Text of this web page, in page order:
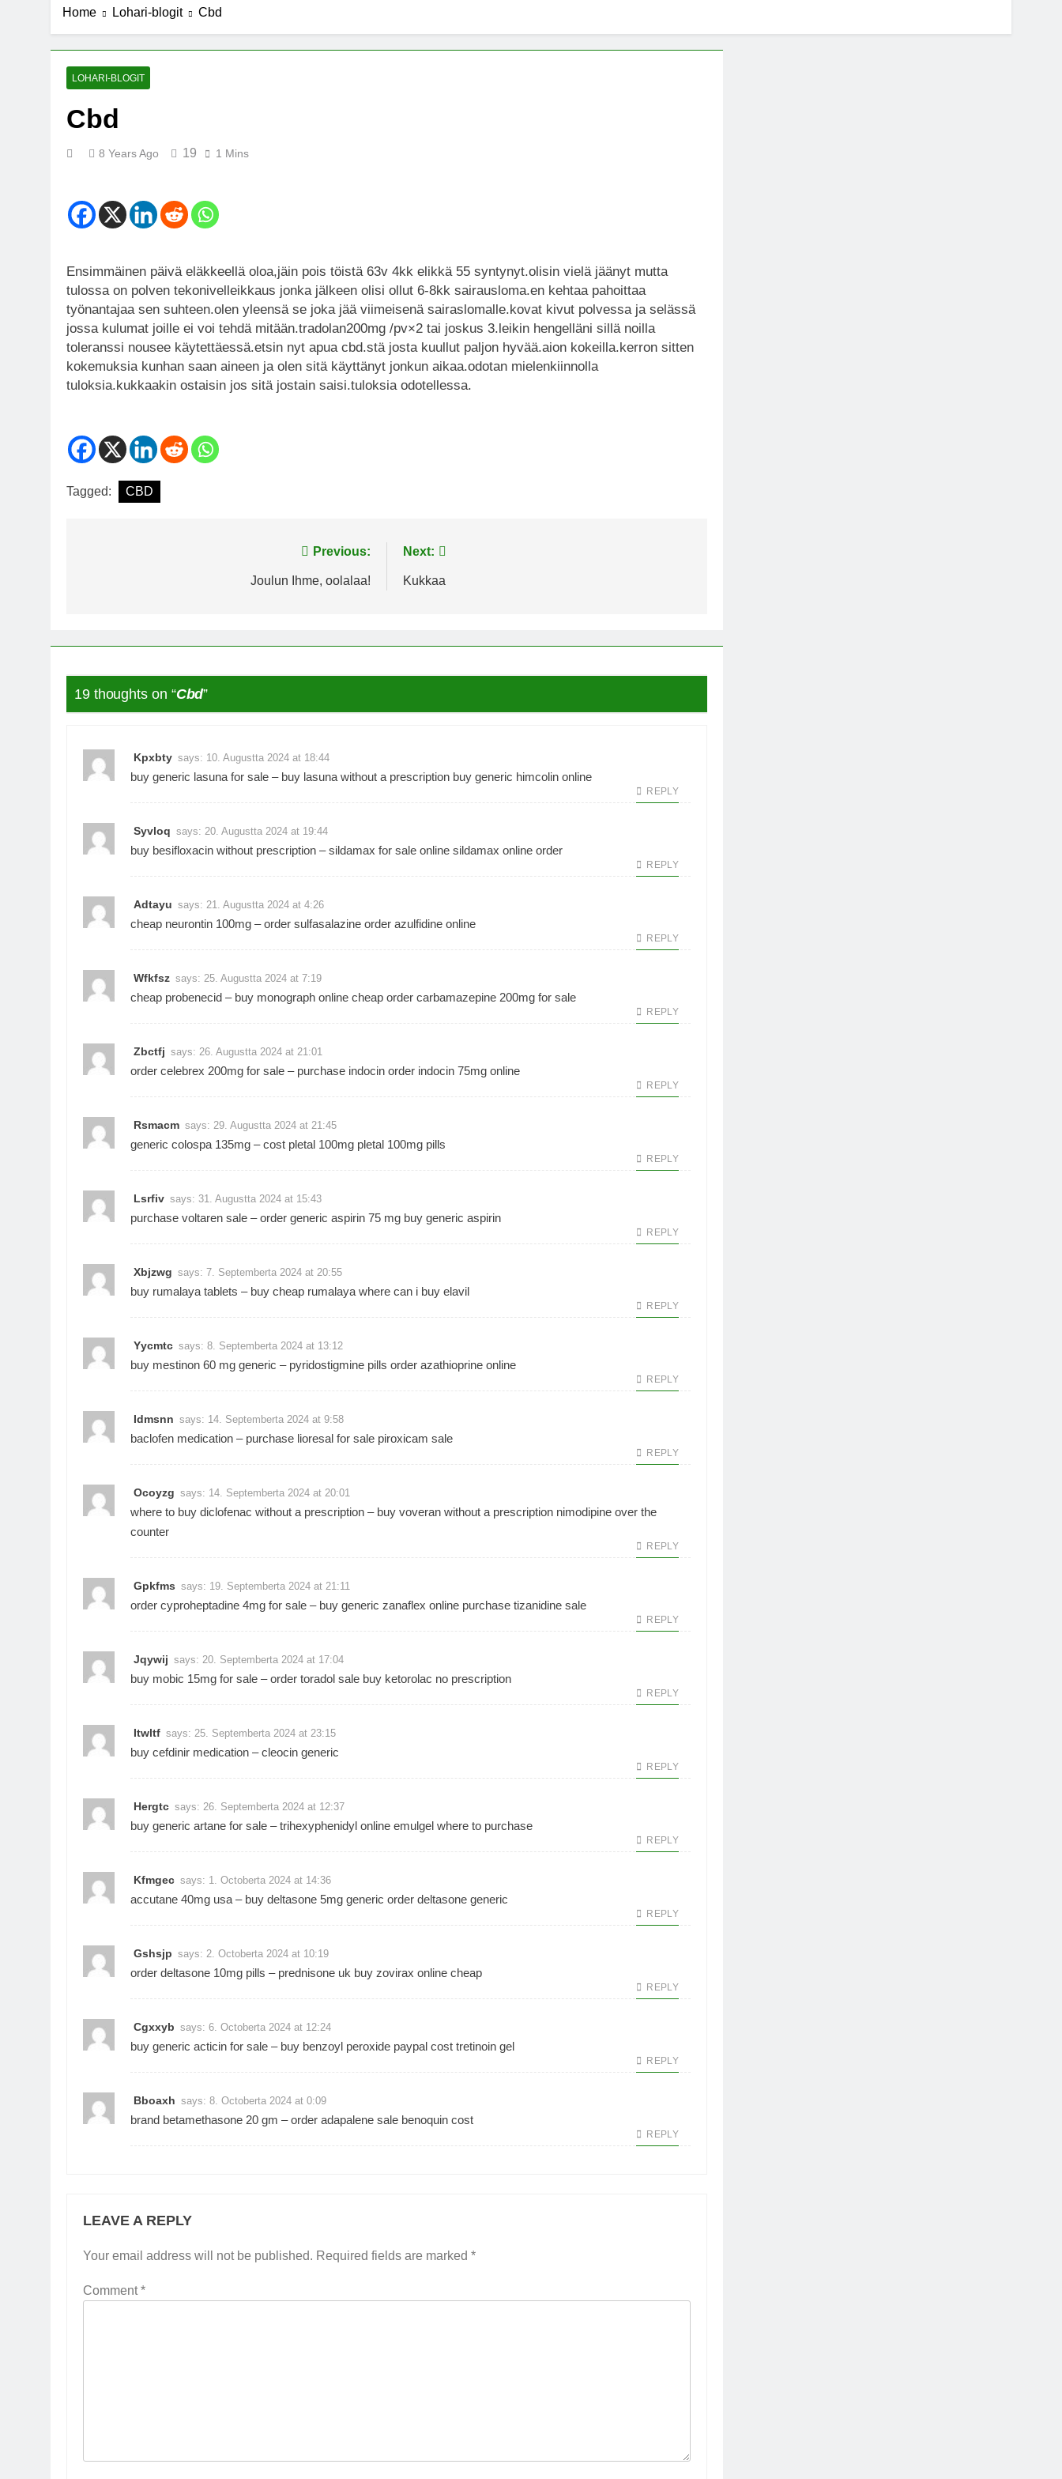
Michael J. Fox -säätiö lääkekannabistutkimusten kannalla
Home Lohari-blogit Cbd
LOHARI-BLOGIT
Cbd
8 Years Ago 19 1 Mins
Ensimmäinen päivä eläkkeellä oloa,jäin pois töistä 63v 4kk elikkä 55 syntynyt.olisin vielä jäänyt mutta
tulossa on polven tekonivelleikkaus jonka jälkeen olisi ollut 6-8kk sairausloma.en kehtaa pahoittaa
työnantajaa sen suhteen.olen yleensä se joka jää viimeisenä sairaslomalle.kovat kivut polvessa ja selässä
jossa kulumat joille ei voi tehdä mitään.tradolan200mg /pv×2 tai joskus 3.leikin hengelläni sillä noilla
toleranssi nousee käytettäessä.etsin nyt apua cbd.stä josta kuullut paljon hyvää.aion kokeilla.kerron sitten
kokemuksia kunhan saan aineen ja olen sitä käyttänyt jonkun aikaa.odotan mielenkiinnolla
tuloksia.kukkaakin ostaisin jos sitä jostain saisi.tuloksia odotellessa.
Tagged: CBD
Previous:
Joulun Ihme, oolalaa!
Next:
Kukkaa
19 thoughts on “Cbd”
Kpxbty says: 10. Augustta 2024 at 18:44
buy generic lasuna for sale – buy lasuna without a prescription buy generic himcolin online
REPLY
Syvloq says: 20. Augustta 2024 at 19:44
buy besifloxacin without prescription –sildamax for sale online sildamax online order
REPLY
Adtayu says: 21. Augustta 2024 at 4:26
cheap neurontin 100mg –order sulfasalazine order azulfidine online
REPLY
Wfkfsz says: 25. Augustta 2024 at 7:19
cheap probenecid – buy monograph online cheap order carbamazepine 200mg for sale
REPLY
Zbctfj says: 26. Augustta 2024 at 21:01
order celebrex 200mg for sale – purchase indocin order indocin 75mg online
REPLY
Rsmacm says: 29. Augustta 2024 at 21:45
generic colospa 135mg –cost pletal 100mg pletal 100mg pills
REPLY
Lsrfiv says: 31. Augustta 2024 at 15:43
purchase voltaren sale –order generic aspirin 75 mg buy generic aspirin
REPLY
Xbjzwg says: 7. Septemberta 2024 at 20:55
buy rumalaya tablets – buy cheap rumalaya where can i buy elavil
REPLY
Yycmtc says: 8. Septemberta 2024 at 13:12
buy mestinon 60 mg generic – pyridostigmine pills order azathioprine online
REPLY
Idmsnn says: 14. Septemberta 2024 at 9:58
baclofen medication – purchase lioresal for sale piroxicam sale
REPLY
Ocoyzg says: 14. Septemberta 2024 at 20:01
where to buy diclofenac without a prescription – buy voveran without a prescription nimodipine over the
counter
REPLY
Gpkfms says: 19. Septemberta 2024 at 21:11
order cyproheptadine 4mg for sale – buy generic zanaflex online purchase tizanidine sale
REPLY
Jqywij says: 20. Septemberta 2024 at 17:04
buy mobic 15mg for sale –order toradol sale buy ketorolac no prescription
REPLY
Itwltf says: 25. Septemberta 2024 at 23:15
buy cefdinir medication –cleocin generic
REPLY
Hergtc says: 26. Septemberta 2024 at 12:37
buy generic artane for sale –trihexyphenidyl online emulgel where to purchase
REPLY
Kfmgec says: 1. Octoberta 2024 at 14:36
accutane 40mg usa – buy deltasone 5mg generic order deltasone generic
REPLY
Gshsjp says: 2. Octoberta 2024 at 10:19
order deltasone 10mg pills – prednisone uk buy zovirax online cheap
REPLY
Cgxxyb says: 6. Octoberta 2024 at 12:24
buy generic acticin for sale – buy benzoyl peroxide paypal cost tretinoin gel
REPLY
Bboaxh says: 8. Octoberta 2024 at 0:09
brand betamethasone 20 gm –order adapalene sale benoquin cost
REPLY
LEAVE A REPLY
Your email address will not be published. Required fields are marked *
Comment*